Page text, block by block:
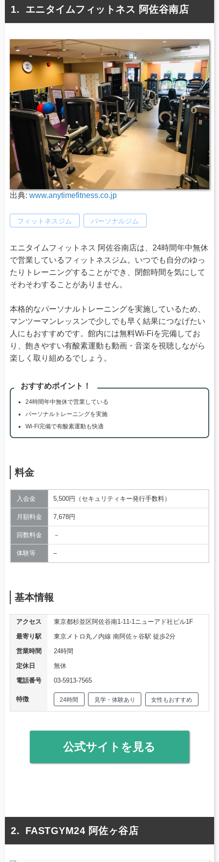
エニタイムフィットネス 阿佐谷南店
出典: www.anytimefitness.co.jp
フィットネスジム パーソナルジム
エニタイムフィットネス 阿佐谷南店は、24時間年中無休
で営業しているフィットネスジム。いつでも自分のゆっ
たりトレーニングすることができ、閉館時間を気にして
そわそわすることがありません。
本格的なパーソナルトレーニングを実施しているため、
マンツーマンレッスンで少しでも早く結果につなげたい
人にもおすすめです。館内には無料Wi-Fiを完備してお
り、飽きやすい有酸素運動も動画・音楽を視聴しながら
楽しく取り組めるでしょう。
おすすめポイント！
24時間年中無休で営業している
パーソナルトレーニングを実施
Wi-Fi完備で有酸素運動も快適
料金
入会金 5,500円（セキュリティキー発行手数料）
月額料金 7,678円
回数料金 －
体験等 –
基本情報
アクセス
東京都杉並区阿佐谷南1-11-1ニューアド社ビル1F
最寄り駅
東京メトロ丸ノ内線 南阿佐ヶ谷駅 徒歩2分
営業時間
24時間
定休日
無休
電話番号
03-5913-7565
特徴 24時間 見学・体験あり 女性もおすすめ
公式サイトを見る
FASTGYM24 阿佐ヶ谷店